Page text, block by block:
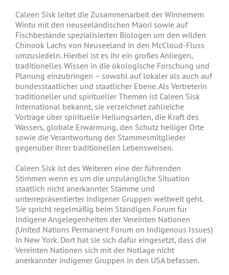
Caleen Sisk leitet die Zusammenarbeit der Winnemem
Wintu mit den neuseeländischen Maori sowie auf
Fischbestände spezialisierten Biologen um den wilden
Chinook Lachs von Neuseeland in den McCloud-Fluss
umzusiedeln. Hierbei ist es ihr ein großes Anliegen,
traditionelles Wissen in die ökologische Forschung und
Planung einzubringen – sowohl auf lokaler als auch auf
bundesstaatlicher und staatlicher Ebene. Als Vertreterin
traditioneller und spiritueller Themen ist Caleen Sisk
international bekannt, sie verzeichnet zahlreiche
Vorträge über spirituelle Heilungsarten, die Kraft des
Wassers, globale Erwärmung, den Schutz heiliger Orte
sowie die Verantwortung der Stammesmitglieder
gegenüber ihrer traditionellen Lebensweisen.
Caleen Sisk ist des Weiteren eine der führenden
Stimmen wenn es um die unzulängliche Situation
staatlich nicht anerkannter Stämme und
unterrepräsentierter indigener Gruppen weltweit geht.
Sie spricht regelmäßig beim Ständigen Forum für
Indigene Angelegenheiten der Vereinten Nationen
(United Nations Permanent Forum on Indigenous Issues)
in New York. Dort hat sie sich dafür eingesetzt, dass die
Vereinten Nationen sich mit der Notlage nicht
anerkannter indigener Gruppen in den USA befassen.